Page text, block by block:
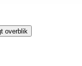
overblik